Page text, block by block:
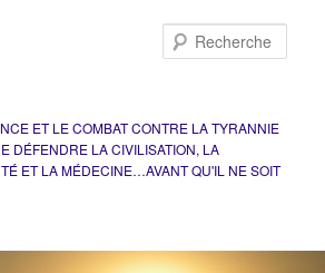
ET LE COMBAT CONTRE LA TYRANNIE
DÉFENDRE LA CIVILISATION, LA
ET LA MÉDECINE…AVANT QU'IL NE SOIT